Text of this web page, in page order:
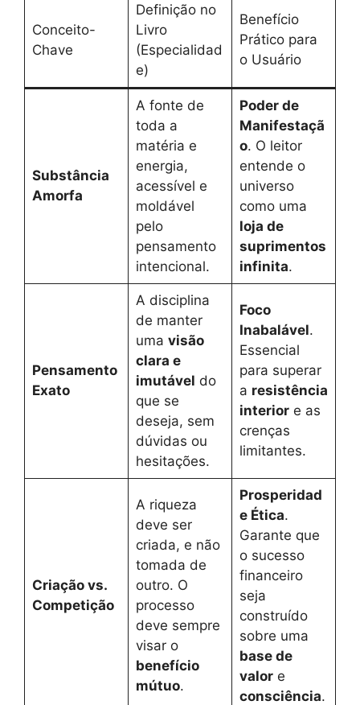
Conceito-
Chave
Definição no
Livro
(Especialidad
e)
Benefício
Prático para
o Usuário
Substância
Amorfa
A fonte de
toda a
matéria e
energia,
acessível e
moldável
pelo
pensamento
intencional.
Poder de
Manifestaçã
o. O leitor
entende o
universo
como uma
loja de
suprimentos
infinita.
Pensamento
Exato
A disciplina
de manter
uma visão
clara e
imutável do
que se
deseja, sem
dúvidas ou
hesitações.
Foco
Inabalável.
Essencial
para superar
a resistência
interiore as
crenças
limitantes.
Criação vs.
Competição
A riqueza
deve ser
criada, e não
tomada de
outro. O
processo
deve sempre
visar o
benefício
mútuo.
Prosperidad
e Ética.
Garante que
o sucesso
financeiro
seja
construído
sobre uma
base de
valore
consciência.